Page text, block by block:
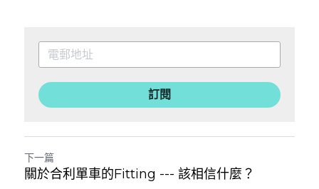
訂閱
下一篇
關於合利單車的Fitting --- 該相信什麼？